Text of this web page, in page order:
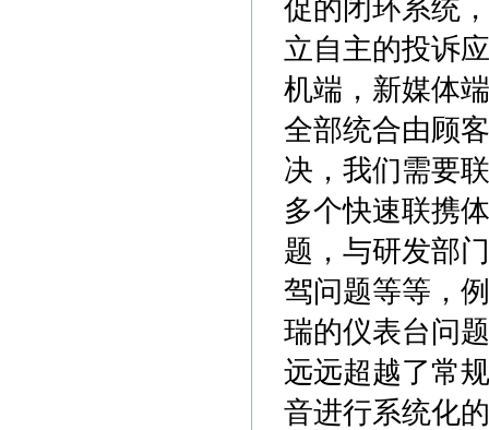
促的闭环系统
立自主的投诉
机端，新媒体
全部统合由顾
决，我们需要
多个快速联携
题，与研发部
驾问题等等，
瑞的仪表台问
远远超越了常
音进行系统化